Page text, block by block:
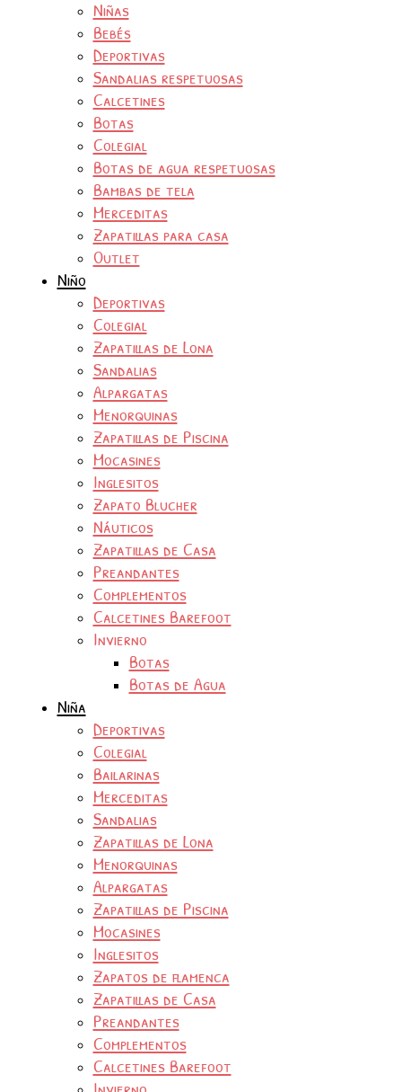
Niñas
Bebés
Deportivas
Sandalias respetuosas
Calcetines
Botas
Colegial
Botas de agua respetuosas
Bambas de tela
Merceditas
Zapatillas para casa
Outlet
Niño
Deportivas
Colegial
Zapatillas de Lona
Sandalias
Alpargatas
Menorquinas
Zapatillas de Piscina
Mocasines
Inglesitos
Zapato Blucher
Náuticos
Zapatillas de Casa
Preandantes
Complementos
Calcetines Barefoot
Invierno
Botas
Botas de Agua
Niña
Deportivas
Colegial
Bailarinas
Merceditas
Sandalias
Zapatillas de Lona
Menorquinas
Alpargatas
Zapatillas de Piscina
Mocasines
Inglesitos
Zapatos de flamenca
Zapatillas de Casa
Preandantes
Complementos
Calcetines Barefoot